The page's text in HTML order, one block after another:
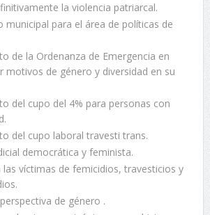
la violencia patriarcal.
municipal para el área de políticas de
de la Ordenanza de Emergencia en
motivos de género y diversidad en su
del cupo del 4% para personas con
del cupo laboral travesti trans.
democrática y feminista.
las víctimas de femicidios, travesticios y
de género .